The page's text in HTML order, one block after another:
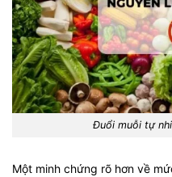
Đuổi muỗi tự
Một minh chứng rõ hơn về